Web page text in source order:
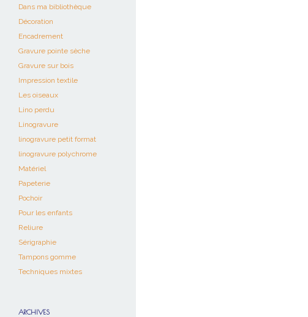
Dans ma bibliothèque
Décoration
Encadrement
Gravure pointe sèche
Gravure sur bois
Impression textile
Les oiseaux
Lino perdu
Linogravure
linogravure petit format
linogravure polychrome
Matériel
Papeterie
Pochoir
Pour les enfants
Reliure
Sérigraphie
Tampons gomme
Techniques mixtes
ARCHIVES